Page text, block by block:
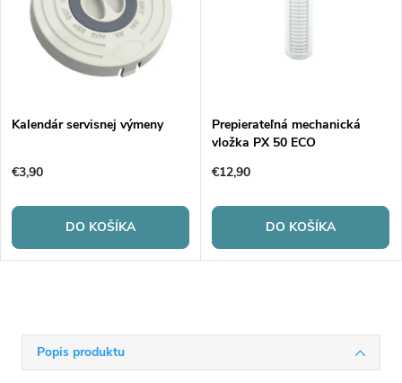
Popis produktu
Kalendár servisnej výmeny
€3,90
DO KOŠÍKA
Prepierateľná mechanická
vložka PX 50 ECO
€12,90
DO KOŠÍKA